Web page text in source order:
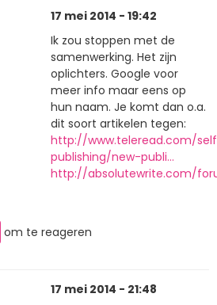
17 mei 2014 - 19:42
Ik zou stoppen met de
samenwerking. Het zijn
oplichters. Google voor
meer info maar eens op
hun naam. Je komt dan o.a.
dit soort artikelen tegen:
http://www.teleread.com/
publishing/new-publi…
http://absolutewrite.com/
om te reageren
17 mei 2014 - 21:48